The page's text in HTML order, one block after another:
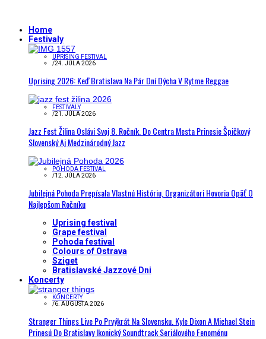
Home
Festivaly
UPRISING FESTIVAL
/24. JÚLA 2026
Uprising 2026: Keď Bratislava Na Pár Dní Dýcha V Rytme Reggae
FESTIVALY
/21. JÚLA 2026
Jazz Fest Žilina Oslávi Svoj 8. Ročník. Do Centra Mesta Prinesie Špičkový
Slovenský Aj Medzinárodný Jazz
POHODA FESTIVAL
/12. JÚLA 2026
Jubilejná Pohoda Prepísala Vlastnú Históriu, Organizátori Hovoria Opäť O
Najlepšom Ročníku
Uprising festival
Grape festival
Pohoda festival
Colours of Ostrava
Sziget
Bratislavské Jazzové Dni
Koncerty
KONCERTY
/6. AUGUSTA 2026
Stranger Things Live Po Prvýkrát Na Slovensku. Kyle Dixon A Michael Stein
Prinesú Do Bratislavy Ikonický Soundtrack Seriálového Fenoménu